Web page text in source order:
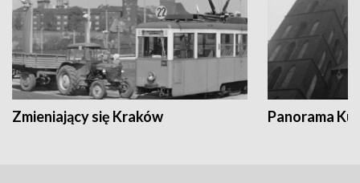
Zmieniający się Kraków Panorama